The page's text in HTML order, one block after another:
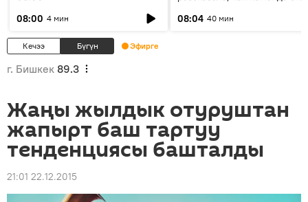
08:00 4 мин
08:04 40 мин
Кечээ Бүгүн Эфирге
г. Бишкек 89.3
Жаңы жылдык отуруштан
жапырт баш тартуу
тенденциясы башталды
21:01 22.12.2015